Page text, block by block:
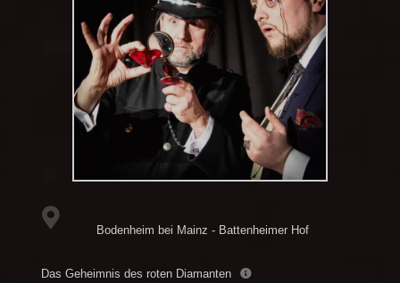
Bodenheim bei Mainz - Battenheimer Hof
Das Geheimnis des roten Diamanten